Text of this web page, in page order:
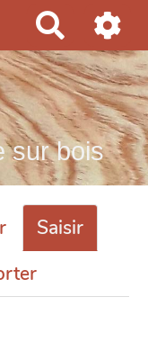
e
c
h
e
r
c
h
e
sur bois
Saisir